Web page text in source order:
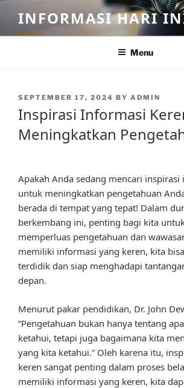
content
INFORMASI HARI
Menu
POSTED
SEPTEMBER 17, 2024 BY ADMIN
Inspirasi Informasi
Meningkatkan
Apakah Anda sedang mencari
untuk meningkatkan pengetahuan
berada di tempat yang tepat! Dalam
berkembang ini, penting bagi kita
memperluas pengetahuan dan
memiliki informasi yang keren, kita
terdidik dan siap menghadapi
depan.
Menurut pakar pendidikan, Dr. John
“Pengetahuan bukan hanya tentang
ketahui, tetapi juga bagaimana kita
yang kita ketahui.” Oleh karena itu,
keren sangat penting dalam proses
memiliki informasi yang keren, kita